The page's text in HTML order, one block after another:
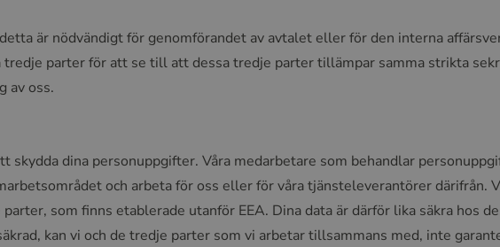
är nödvändigt för genomförandet av avtalet eller för den interna
parter för att se till att dessa tredje parter tillämpar samma strikta
av oss.
dina personuppgifter. Våra medarbetare som behandlar
och arbeta för oss eller för våra tjänsteleverantörer därifrån.
som finns etablerade utanför EEA. Dina data är därför lika säkra hos
kan vi och de tredje parter som vi arbetar tillsammans med, inte